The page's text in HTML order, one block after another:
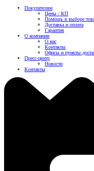
Покупателям
Цены / КП
Помощь в выборе
Доставка и оплата
Гарантия
О компании
О нас
Контакты
Офисы и пункты
Пресс-центр
Новости
Контакты